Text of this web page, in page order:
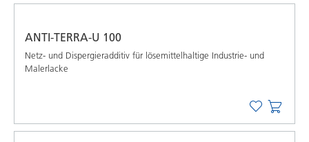
ANTI-TERRA-U 100
Netz- und Dispergieradditiv für lösemittelhaltige Industrie- und
Malerlacke